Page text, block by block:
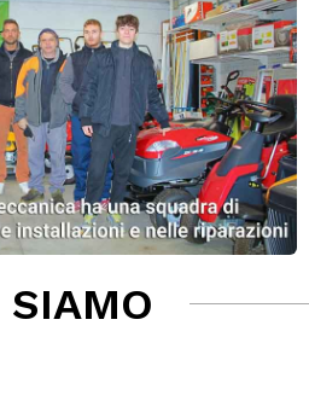
SIAMO